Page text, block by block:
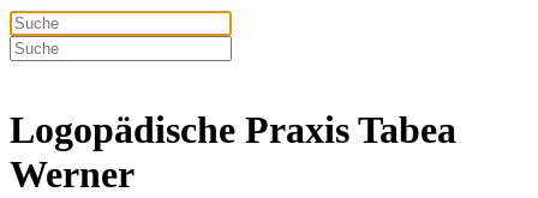
Logopädische Praxis Tabea
Werner